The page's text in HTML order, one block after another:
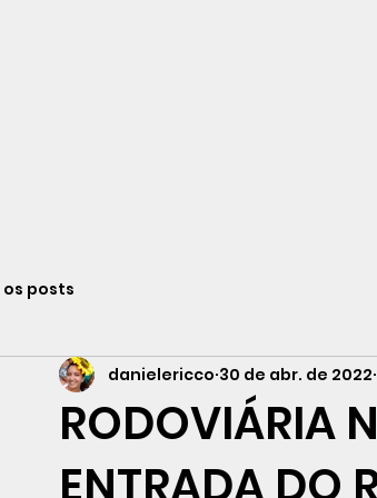
os posts
RODOVIÁRIA
danielericco 30 de abr. de 2022